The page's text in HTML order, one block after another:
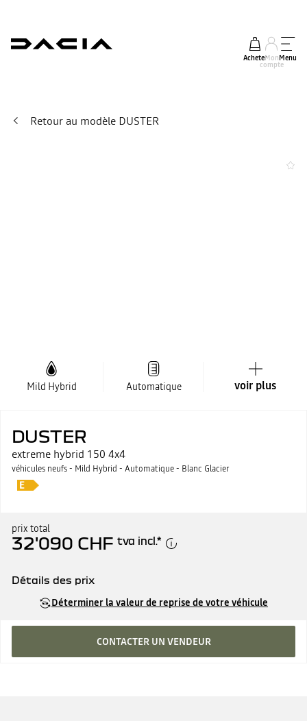
AcheterMon
compte
Menu
Retour au modèle DUSTER
Mild Hybrid Automatique voir plus
DUSTER
extreme hybrid 150 4x4
véhicules neufs - Mild Hybrid - Automatique - Blanc Glacier
prix total
32'090 CHF tva incl.*
Détails des prix
Déterminer la valeur de reprise de votre véhicule
CONTACTER UN VENDEUR